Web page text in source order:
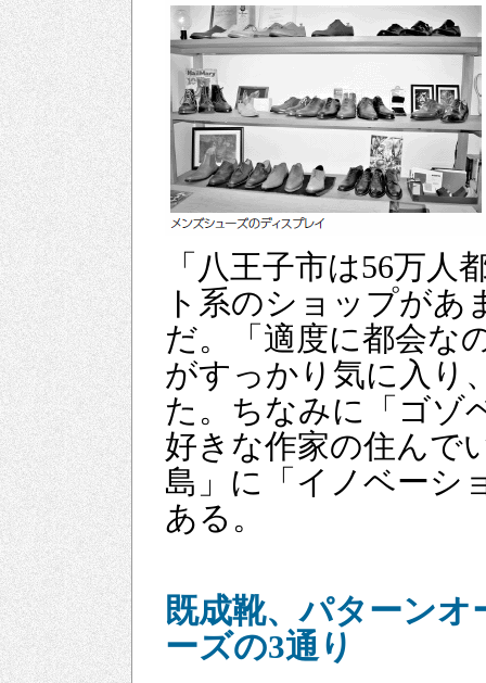
「八王子市は56万
ト系のショップが
だ。「適度に都会な
がすっかり気に入り
た。ちなみに「ゴゾ
好きな作家の住んで
島」に「イノベーシ
ある。
既成靴、パターン
ーズの3通り